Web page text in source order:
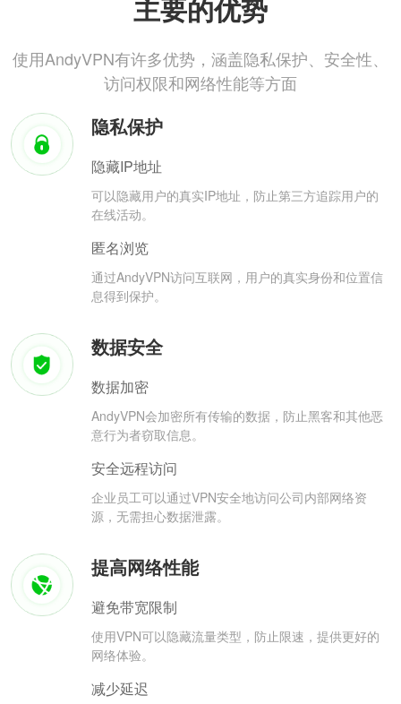
主要的优势
使用AndyVPN有许多优势，涵盖隐私保护、安全性、
访问权限和网络性能等方面
隐私保护
隐藏IP地址
可以隐藏用户的真实IP地址，防止第三方追踪用户的
在线活动。
匿名浏览
通过AndyVPN访问互联网，用户的真实身份和位置信
息得到保护。
数据安全
数据加密
AndyVPN会加密所有传输的数据，防止黑客和其他恶
意行为者窃取信息。
安全远程访问
企业员工可以通过VPN安全地访问公司内部网络资
源，无需担心数据泄露。
提高网络性能
避免带宽限制
使用VPN可以隐藏流量类型，防止限速，提供更好的
网络体验。
减少延迟